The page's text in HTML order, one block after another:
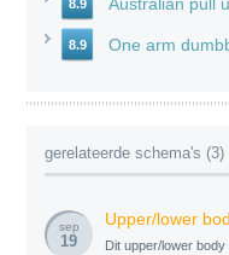
8.9
8.9 One arm
gerelateerde schema's (3)
sep
19
Upper/lower
Dit upper/lower